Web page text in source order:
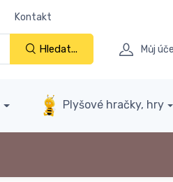
Kontakt
Hledat... Můj
Plyšové hračky, hry